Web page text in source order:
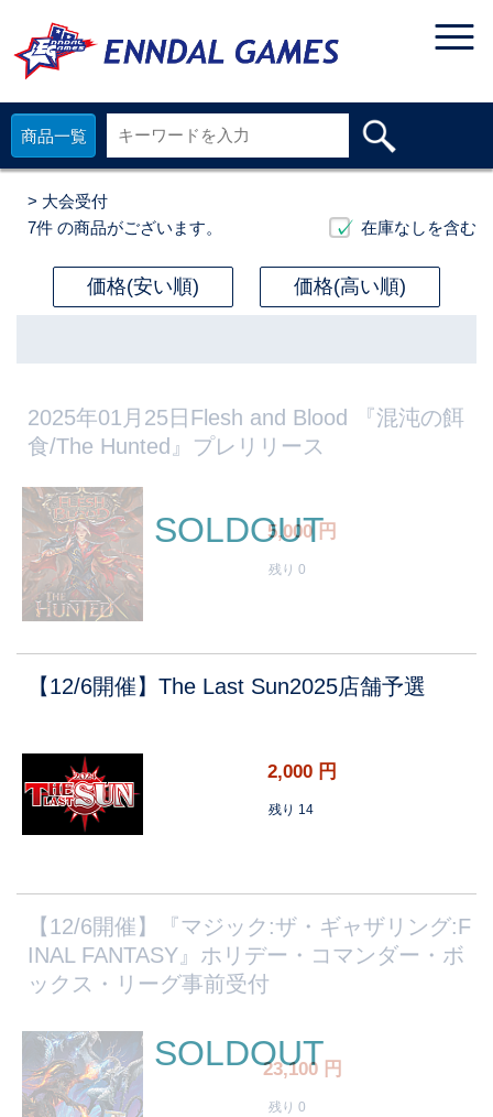
商品一覧
> 大会受付
7件 の商品がございます。 在庫なしを含む
価格(安い順) 価格(高い順)
2025年01月25日Flesh and Blood 『混沌の餌
食/The Hunted』プレリリース
5,000 円
残り 0
SOLDOUT
【12/6開催】The Last Sun2025店舗予選
2,000 円
残り 14
【12/6開催】『マジック:ザ・ギャザリング:F
INAL FANTASY』ホリデー・コマンダー・ボ
ックス・リーグ事前受付
23,100円
残り 0
SOLDOUT